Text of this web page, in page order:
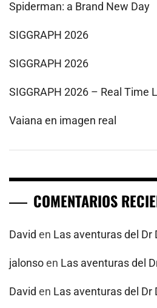
Spiderman: a Brand New Day
SIGGRAPH 2026
SIGGRAPH 2026
SIGGRAPH 2026 – Real Time
Vaiana en imagen real
COMENTARIOS
David en Las aventuras del Dr
jalonsoen Las aventuras del
David en Las aventuras del Dr